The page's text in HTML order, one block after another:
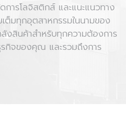
การโลจิสติกส์ และแนะแนวทาง
ต็มทุกอุตสาหกรรมในนามของ
สินค้าสำหรับทุกความต้องการ
กิจของคุณ และรวมถึงการ